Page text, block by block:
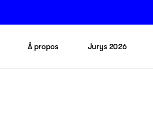
À propos Jurys 2026